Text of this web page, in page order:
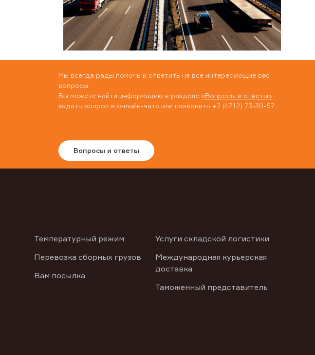
Мы всегда рады помочь и ответить на все интересующие вас
вопросы.
Вы можете найти информацию в разделе «Вопросы и ответы»
задать вопрос в онлайн-чате или позвонить +7 (4712) 73-30-57
Вопросы и ответы
Температурный режим
Перевозка сборных грузов
Вам посылка
Услуги складской логистики
Международная курьерская
доставка
Таможенный представитель